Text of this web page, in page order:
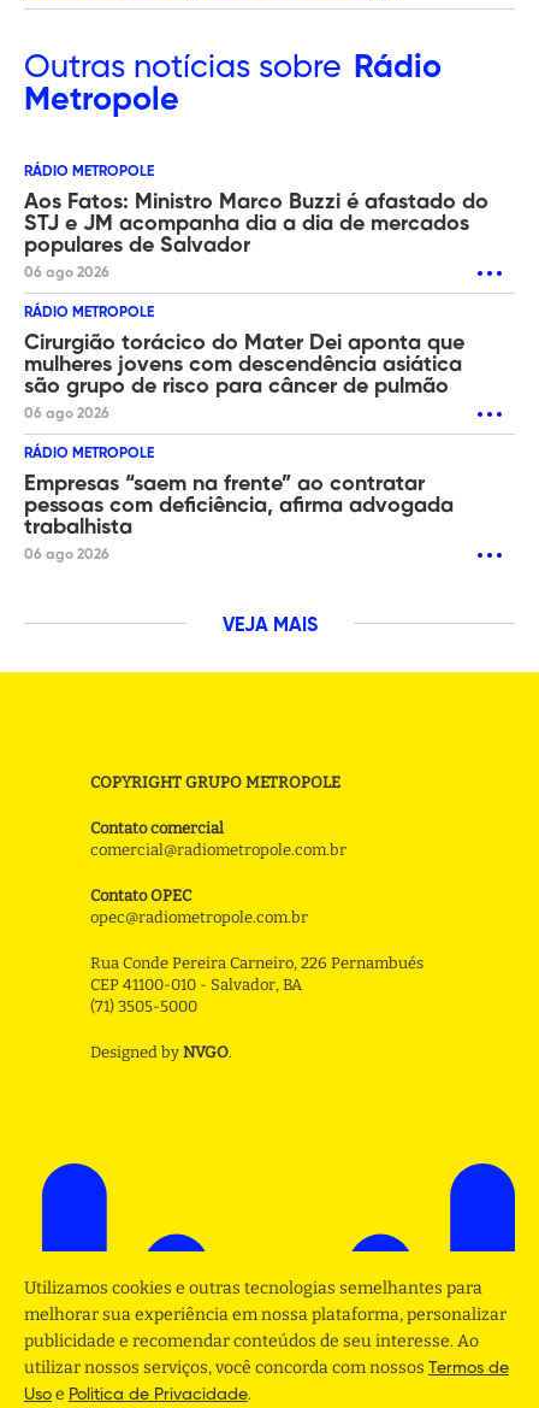
Outras notícias sobre Rádio
Metropole
RÁDIO METROPOLE
Aos Fatos: Ministro Marco Buzzi é afastado do
STJ e JM acompanha dia a dia de mercados
populares de Salvador
06 ago 2026
RÁDIO METROPOLE
Cirurgião torácico do Mater Dei aponta que
mulheres jovens com descendência asiática
são grupo de risco para câncer de pulmão
06 ago 2026
RÁDIO METROPOLE
Empresas “saem na frente” ao contratar
pessoas com deficiência, afirma advogada
trabalhista
06 ago 2026
VEJA MAIS
COPYRIGHT GRUPO METROPOLE
Contato comercial
comercial@radiometropole.com.br
Contato OPEC
opec@radiometropole.com.br
Rua Conde Pereira Carneiro, 226 Pernambués
CEP 41100-010 - Salvador, BA
(71) 3505-5000
Designed by NVGO.
Utilizamos cookies e outras tecnologias semelhantes para
melhorar sua experiência em nossa plataforma, personalizar
publicidade e recomendar conteúdos de seu interesse. Ao
utilizar nossos serviços, você concorda com nossos Termos de
Uso e Politica de Privacidade.